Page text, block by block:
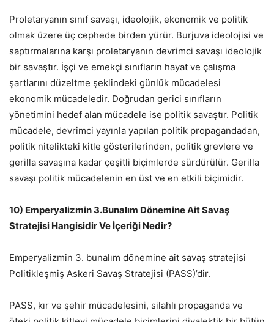
Proletaryanın sınıf savaşı, ideolojik, ekonomik ve politik
olmak üzere üç cephede birden yürür. Burjuva ideolojisi ve
saptırmalarına karşı proletaryanın devrimci savaşı ideolojik
bir savaştır. İşçi ve emekçi sınıfların hayat ve çalışma
şartlarını düzeltme şeklindeki günlük mücadelesi
ekonomik mücadeledir. Doğrudan gerici sınıfların
yönetimini hedef alan mücadele ise politik savaştır. Politik
mücadele, devrimci yayınla yapılan politik propagandadan,
politik nitelikteki kitle gösterilerinden, politik grevlere ve
gerilla savaşına kadar çeşitli biçimlerde sürdürülür. Gerilla
savaşı politik mücadelenin en üst ve en etkili biçimidir.
10) Emperyalizmin 3.Bunalım Dönemine Ait Savaş
Stratejisi Hangisidir Ve İçeriği Nedir?
Emperyalizmin 3. bunalım dönemine ait savaş stratejisi
Politikleşmiş Askeri Savaş Stratejisi (PASS)’dir.
PASS, kır ve şehir mücadelesini, silahlı propaganda ve